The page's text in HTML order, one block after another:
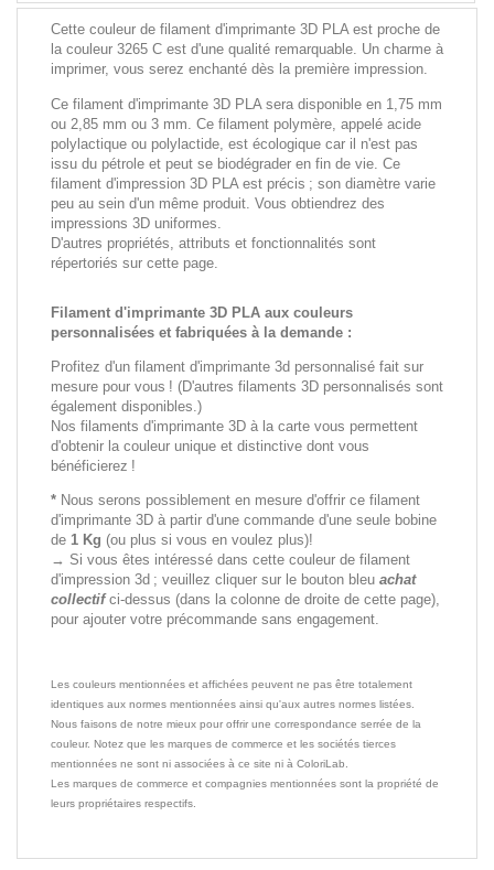
Cette couleur de filament d'imprimante 3D PLA est proche de
la couleur 3265 C est d'une qualité remarquable. Un charme à
imprimer, vous serez enchanté dès la première impression.
Ce filament d'imprimante 3D PLA sera disponible en 1,75 mm
ou 2,85 mm ou 3 mm. Ce filament polymère, appelé acide
polylactique ou polylactide, est écologique car il n'est pas
issu du pétrole et peut se biodégrader en fin de vie. Ce
filament d'impression 3D PLA est précis ; son diamètre varie
peu au sein d'un même produit. Vous obtiendrez des
impressions 3D uniformes.
D'autres propriétés, attributs et fonctionnalités sont
répertoriés sur cette page.
Filament d'imprimante 3D PLA aux couleurs
personnalisées et fabriquées à la demande :
Profitez d'un filament d'imprimante 3d personnalisé fait sur
mesure pour vous ! (D'autres filaments 3D personnalisés sont
également disponibles.)
Nos filaments d'imprimante 3D à la carte vous permettent
d'obtenir la couleur unique et distinctive dont vous
bénéficierez !
* Nous serons possiblement en mesure d'offrir ce filament
d'imprimante 3D à partir d'une commande d'une seule bobine
de 1 Kg (ou plus si vous en voulez plus)!
→ Si vous êtes intéressé dans cette couleur de filament
d'impression 3d ; veuillez cliquer sur le bouton bleu achat
collectifci-dessus (dans la colonne de droite de cette page),
pour ajouter votre précommande sans engagement.
Les couleurs mentionnées et affichées peuvent ne pas être totalement
identiques aux normes mentionnées ainsi qu'aux autres normes listées.
Nous faisons de notre mieux pour offrir une correspondance serrée de la
couleur. Notez que les marques de commerce et les sociétés tierces
mentionnées ne sont ni associées à ce site ni à ColoriLab.
Les marques de commerce et compagnies mentionnées sont la propriété de
leurs propriétaires respectifs.